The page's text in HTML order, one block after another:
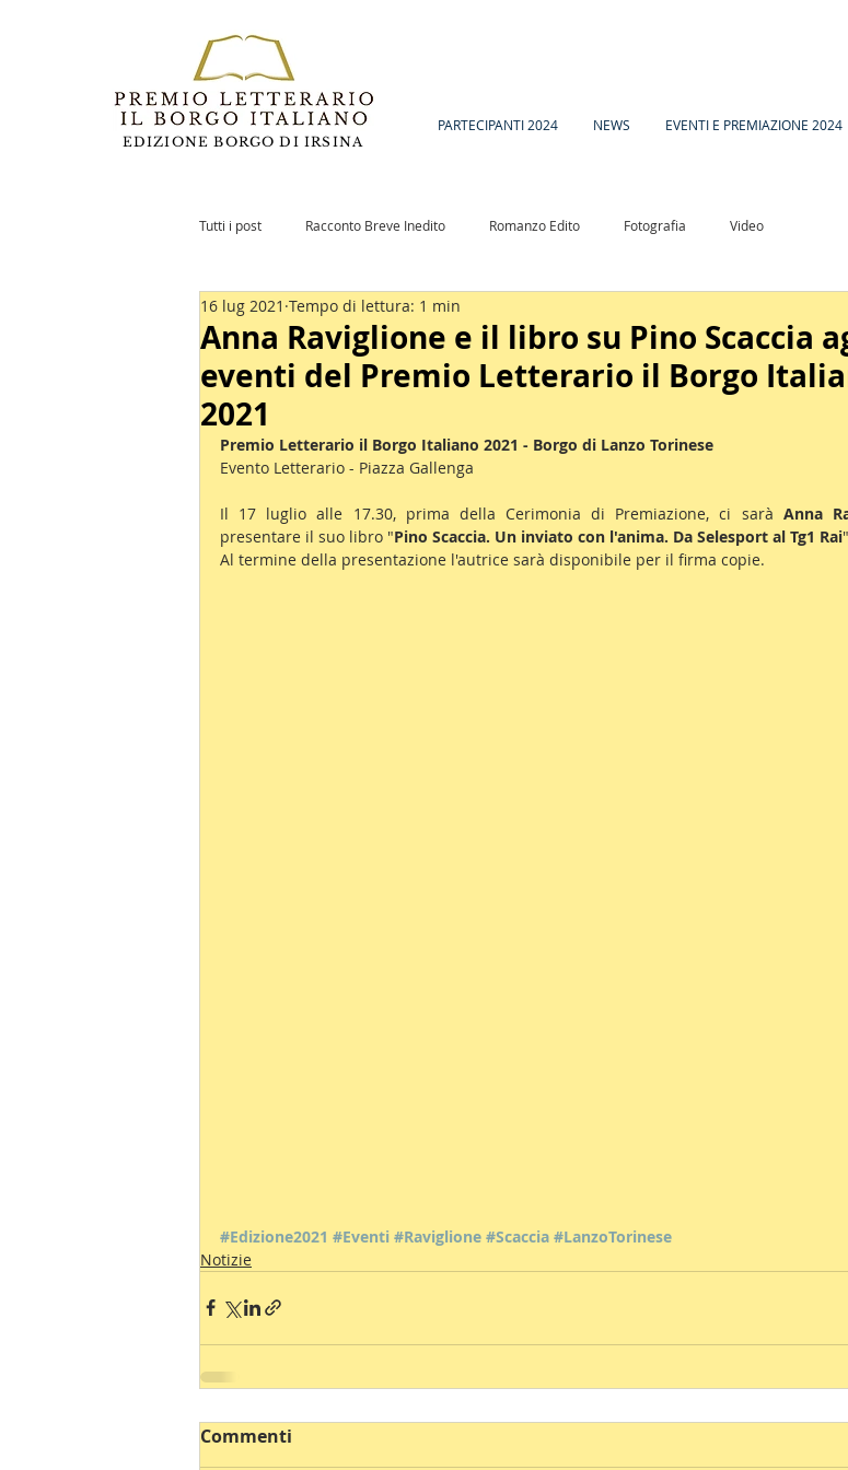
EDIZIONE BORGO DI IRSINA
PARTECIPANTI 2024 NEWS EVENTI E PREMIAZIONE 2024
Tutti i post Racconto Breve Inedito Romanzo Edito Fotografia Video
Romanzo Inedito Notizie
Anna Raviglione e il libro su Pino Scaccia
eventi del Premio Letterario il Borgo
2021
16 lug 2021 Tempo di lettura: 1 min
Premio Letterario il Borgo Italiano 2021 - Borgo di Lanzo Torinese
Evento Letterario - Piazza Gallenga
Il 17 luglio alle 17.30, prima della Cerimonia di Premiazione, ci sarà Anna
presentare il suo libro "Pino Scaccia. Un inviato con l'anima. Da Selesport al Tg1 Rai
Al termine della presentazione l'autrice sarà disponibile per il firma copie.
#Edizione2021 #Eventi #Raviglione #Scaccia #LanzoTorinese
Notizie
Commenti